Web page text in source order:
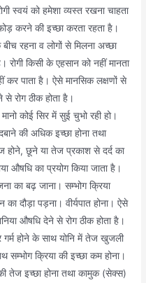
स्वयं को हमेशा व्यस्त रखना चाहता
करने की इच्छा करता रहता है।
बीच रहना व लोगों से मिलना अच्छा
किसी के एहसान को नहीं मानता
कर पाता है। ऐसे मानसिक लक्षणों से
से रोग ठीक होता है।
कोई सिर में सुई चुभो रही हो।
की अधिक इच्छा होना तथा
होने, छूने या तेज प्रकाश से दर्द का
औषधि का प्रयोग किया जाता है।
का बढ़ जाना। सम्भोग क्रिया
दौड़ा पड़ना। वीर्यपात होना। ऐसे
औषधि देने से रोग ठीक होता है।
गर्म होने के साथ योनि में तेज खुजली
सम्भोग क्रिया की इच्छा कम होना।
तेज इच्छा होना तथा कामुक (सेक्स)